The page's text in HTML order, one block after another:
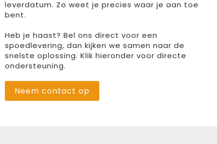
leverdatum. Zo weet je precies waar je aan toe
bent.
Heb je haast? Bel ons direct voor een
spoedlevering, dan kijken we samen naar de
snelste oplossing. Klik hieronder voor directe
ondersteuning.
Neem contact op